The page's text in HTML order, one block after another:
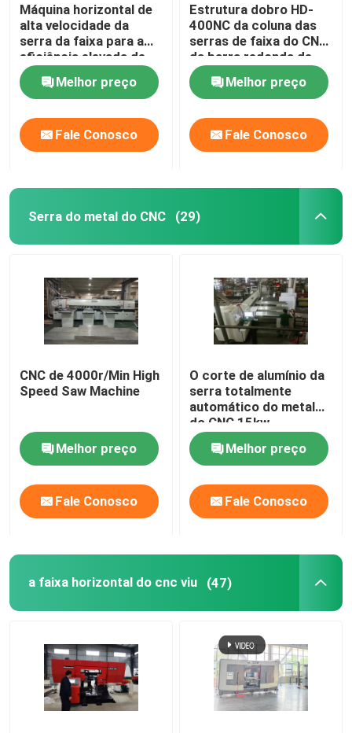
Máquina horizontal de
alta velocidade da
serra da faixa para a
eficiência elevada de
alumínio dos lingotes
Melhor preço
Fale Conosco
Estrutura dobro HD-
400NC da coluna das
serras de faixa do CNC
da barra redonda de
liga de alumínio
Melhor preço
Fale Conosco
Serra do metal do CNC (29)
CNC de 4000r/Min High
Speed Saw Machine
Melhor preço
Fale Conosco
O corte de alumínio da
serra totalmente
automático do metal
do CNC 15kw
considerou as
máquinas 4000r/min
Melhor preço
Fale Conosco
a faixa horizontal do cnc viu (47)